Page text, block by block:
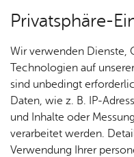
Start­sei­te
Privatsphäre-
Wir verwenden Dienste,
Technologien auf
sind unbedingt
Daten, wie z. B. IP-
und Inhalte oder
verarbeitet werden.
Verwendung Ihrer